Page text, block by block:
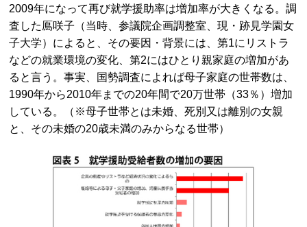
2009年になって再び就学援助率は増加率が大きくなる。調
査した鳫咲子（当時、参議院企画調整室、現・跡見学園女
子大学）によると、その要因・背景には、第1にリストラ
などの就業環境の変化、第2にはひとり親家庭の増加があ
ると言う。事実、国勢調査によれば母子家庭の世帯数は、
1990年から2010年までの20年間で20万世帯（33％）増加
している。（※母子世帯とは未婚、死別又は離別の女親
と、その未婚の20歳未満のみからなる世帯）